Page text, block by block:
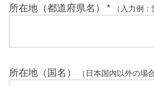
所在地（都道府県名） * （入力例：
所在地（国名） （日本国内以外の場